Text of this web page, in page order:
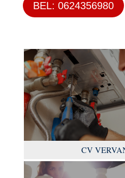
BEL: 0624356980
CV